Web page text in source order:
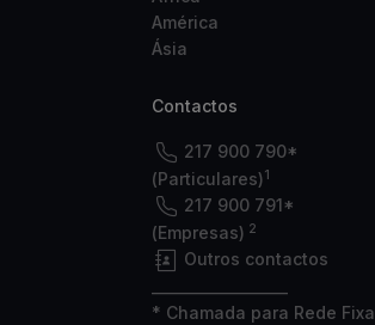
América
Ásia
Contactos
217 900 790*
(Particulares)1
217 900 791*
(Empresas) 2
Outros contactos
* Chamada para Rede Fixa